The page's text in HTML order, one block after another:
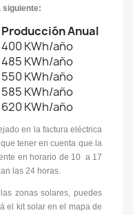
siguiente:
Producción Anual
400 KWh/año
485 KWh/año
550 KWh/año
585 KWh/año
620 KWh/año
en la factura eléctrica
tener en cuenta que la
en horario de 10 a 17
las 24 horas.
zonas solares, puedes
el kit solar en el mapa de